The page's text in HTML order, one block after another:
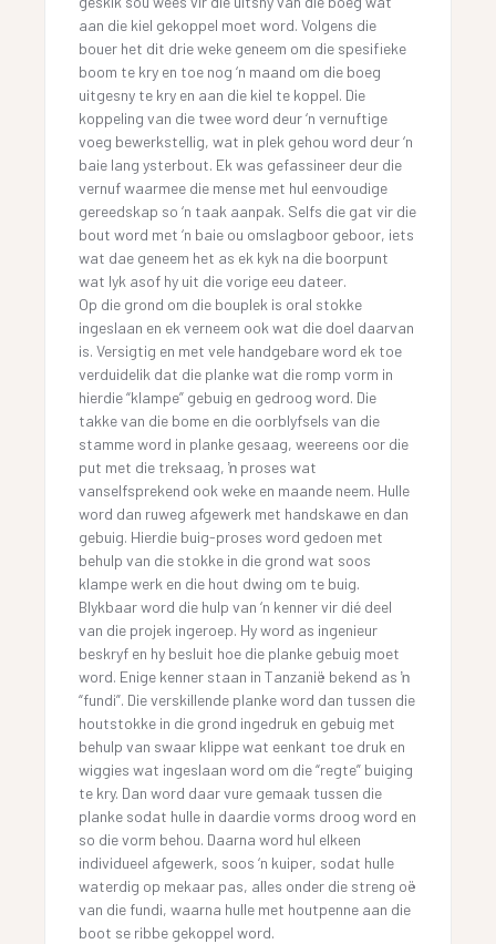
aan die kiel gekoppel moet word. Volgens die
bouer het dit drie weke geneem om die spesifieke
boom te kry en toe nog ‘n maand om die boeg
uitgesny te kry en aan die kiel te koppel. Die
koppeling van die twee word deur ‘n vernuftige
voeg bewerkstellig, wat in plek gehou word deur ‘n
baie lang ysterbout. Ek was gefassineer deur die
vernuf waarmee die mense met hul eenvoudige
gereedskap so ‘n taak aanpak. Selfs die gat vir die
bout word met ‘n baie ou omslagboor geboor, iets
wat dae geneem het as ek kyk na die boorpunt
wat lyk asof hy uit die vorige eeu dateer.
Op die grond om die bouplek is oral stokke
ingeslaan en ek verneem ook wat die doel daarvan
is. Versigtig en met vele handgebare word ek toe
verduidelik dat die planke wat die romp vorm in
hierdie “klampe” gebuig en gedroog word. Die
takke van die bome en die oorblyfsels van die
stamme word in planke gesaag, weereens oor die
put met die treksaag, ŉ proses wat
vanselfsprekend ook weke en maande neem. Hulle
word dan ruweg afgewerk met handskawe en dan
gebuig. Hierdie buig-proses word gedoen met
behulp van die stokke in die grond wat soos
klampe werk en die hout dwing om te buig.
Blykbaar word die hulp van ‘n kenner vir dié deel
van die projek ingeroep. Hy word as ingenieur
beskryf en hy besluit hoe die planke gebuig moet
word. Enige kenner staan in Tanzanië bekend as ŉ
“fundi”. Die verskillende planke word dan tussen die
houtstokke in die grond ingedruk en gebuig met
behulp van swaar klippe wat eenkant toe druk en
wiggies wat ingeslaan word om die “regte” buiging
te kry. Dan word daar vure gemaak tussen die
planke sodat hulle in daardie vorms droog word en
so die vorm behou. Daarna word hul elkeen
individueel afgewerk, soos ‘n kuiper, sodat hulle
waterdig op mekaar pas, alles onder die streng oë
van die fundi, waarna hulle met houtpenne aan die
boot se ribbe gekoppel word.